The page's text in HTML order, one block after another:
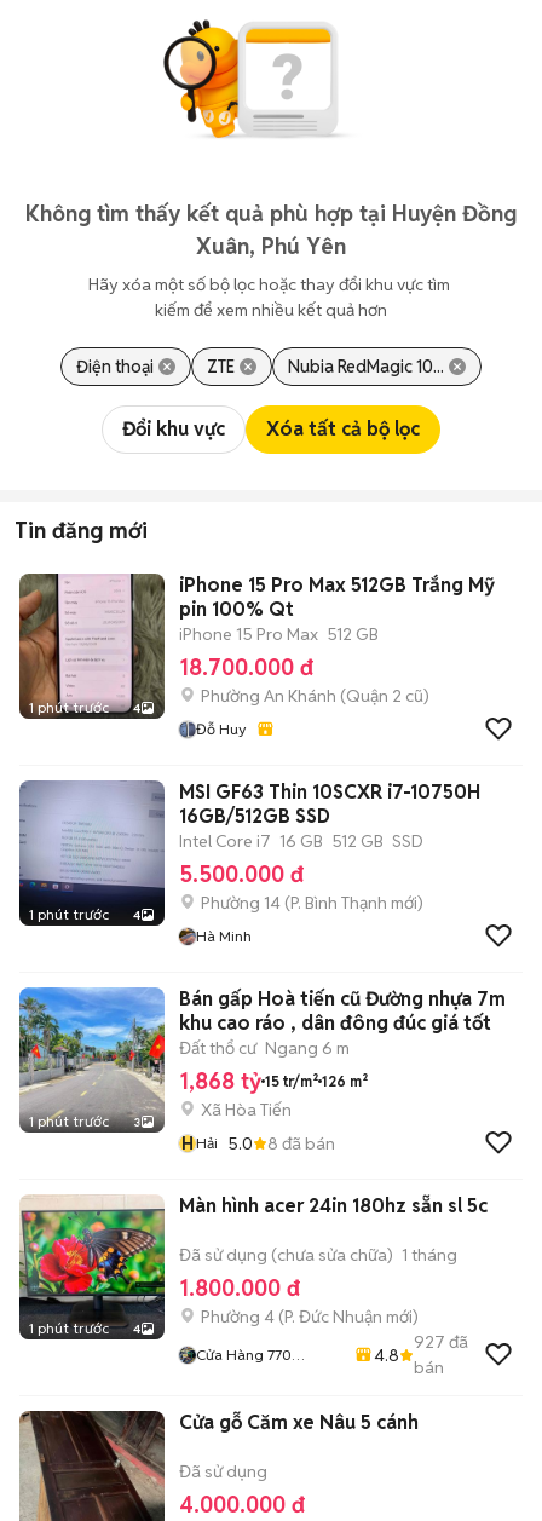
Không tìm thấy kết quả phù hợp tại Huyện Đồng
Xuân, Phú Yên
Hãy xóa một số bộ lọc hoặc thay đổi khu vực tìm
kiếm để xem nhiều kết quả hơn
Điện thoại ZTE Nubia RedMagic 10...
Đổi khu vực Xóa tất cả bộ lọc
Tin đăng mới
1 phút trước 4
iPhone 15 Pro Max 512GB Trắng Mỹ
pin 100% Qt
iPhone 15 Pro Max 512 GB
18.700.000 đ
Phường An Khánh (Quận 2 cũ)
Đỗ Huy
1 phút trước 4
MSI GF63 Thin 10SCXR i7-10750H
16GB/512GB SSD
Intel Core i7 16 GB 512 GB SSD
5.500.000 đ
Phường 14 (P. Bình Thạnh mới)
Hà Minh
1 phút trước 3
Bán gấp Hoà tiến cũ Đường nhựa 7m
khu cao ráo , dân đông đúc giá tốt
Đất thổ cư Ngang 6 m
1,868 tỷ 15 tr/m² 126 m²
Xã Hòa Tiến
HHải 5.0 8 đã bán
1 phút trước 4
Màn hình acer 24in 180hz sẵn sl 5c
Đã sử dụng (chưa sửa chữa) 1 tháng
1.800.000 đ
Phường 4 (P. Đức Nhuận mới)
Cửa Hàng 770
4.8
927 đã
bán
Cửa gỗ Căm xe Nâu 5 cánh
Đã sử dụng
4.000.000 đ